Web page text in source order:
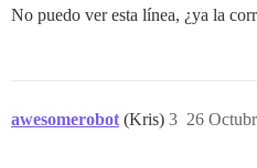
No puedo ver esta línea, ¿ya la
awesomerobot (Kris) 26
3